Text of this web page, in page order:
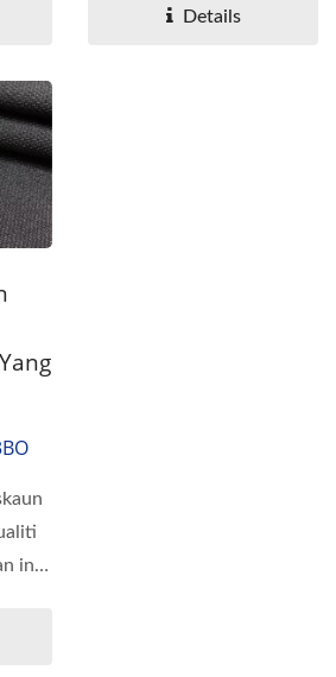
Kevlar®...
Details
ini